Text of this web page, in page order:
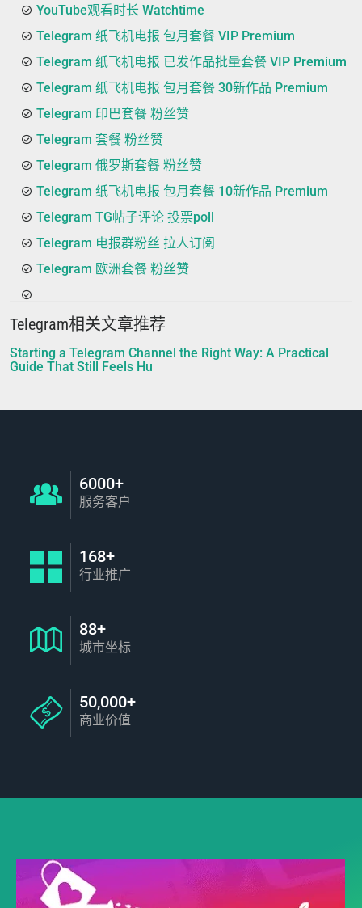
YouTube观看时长 Watchtime
Telegram 纸飞机电报 包月套餐 VIP Premium
Telegram 纸飞机电报 已发作品批量套餐 VIP Premium
Telegram 纸飞机电报 包月套餐 30新作品 Premium
Telegram 印巴套餐 粉丝赞
Telegram 套餐 粉丝赞
Telegram 俄罗斯套餐 粉丝赞
Telegram 纸飞机电报 包月套餐 10新作品 Premium
Telegram TG帖子评论 投票poll
Telegram 电报群粉丝 拉人订阅
Telegram 欧洲套餐 粉丝赞
Telegram相关文章推荐
Starting a Telegram Channel the Right Way: A Practical
Guide That Still Feels Hu
6000+
服务客户
168+
行业推广
88+
城市坐标
50,000+
商业价值